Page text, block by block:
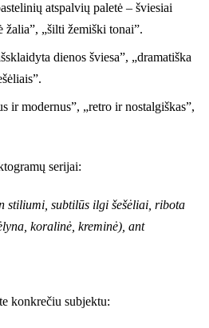
atspalvių paletė – šviesiai
žalia”, „šilti žemiški tonai”.
dienos šviesa”, „dramatiška
ir modernus”, „retro ir nostalgiškas”,
serijai:
stiliumi, subtilūs ilgi šešėliai, ribota
koralinė, kreminė), ant
konkrečiu subjektu: